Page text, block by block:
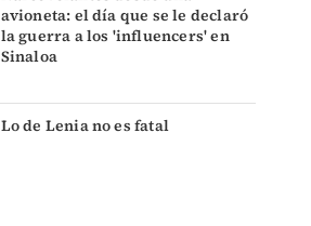
avioneta: el día que se le declaró
la guerra a los 'influencers' en
Sinaloa
Lo de Lenia no es fatal